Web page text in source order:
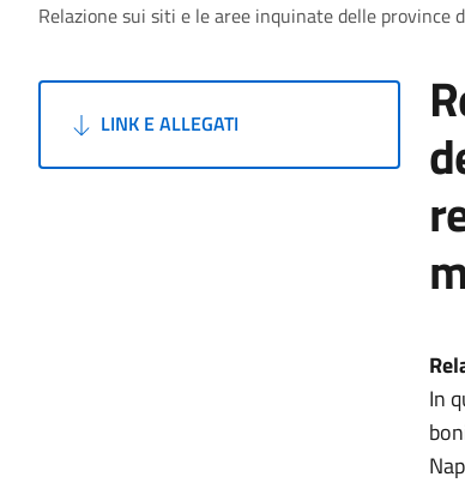
Relazione sui siti e le aree inquinate delle province
LINK E ALLEGATI
In